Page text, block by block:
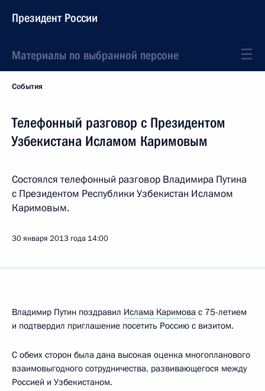
Президент России
Материалы по выбранной персоне
События
Телефонный разговор с Президентом
Узбекистана Исламом Каримовым
Состоялся телефонный разговор Владимира Путина
с Президентом Республики Узбекистан Исламом
Каримовым.
30 января 2013 года 14:00
Владимир Путин поздравил Ислама Каримова с 75-летием
и подтвердил приглашение посетить Россию с визитом.
С обеих сторон была дана высокая оценка многопланового
взаимовыгодного сотрудничества, развивающегося между
Россией и Узбекистаном.